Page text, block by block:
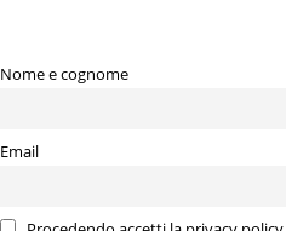
Nome e cognome
Email